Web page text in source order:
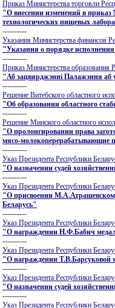
Приказ Министерства торговли
"О внесении изменений в приказ
технологических пищевых
----------
Указания Министерства финансов
"Указания о порядке
----------
Приказ Министерства образования
"Аб зацвярджэннi Палажэння аб
----------
Решение Витебского областного
"Об образовании областного
----------
Решение Минского областного
"О пролонгировании права
мясо-молокоперерабатывающие
----------
Указ Президента Республики
"О назначении судей
----------
Указ Президента Республики
"О присвоении
Беларусь"
----------
Указ Президента Республики
"О награждении Н.Ф.Бабич
----------
Указ Президента Республики
"О награждении Т.В.Барсуковой
----------
Указ Президента Республики
"О назначении судей
----------
Указ Президента Республики